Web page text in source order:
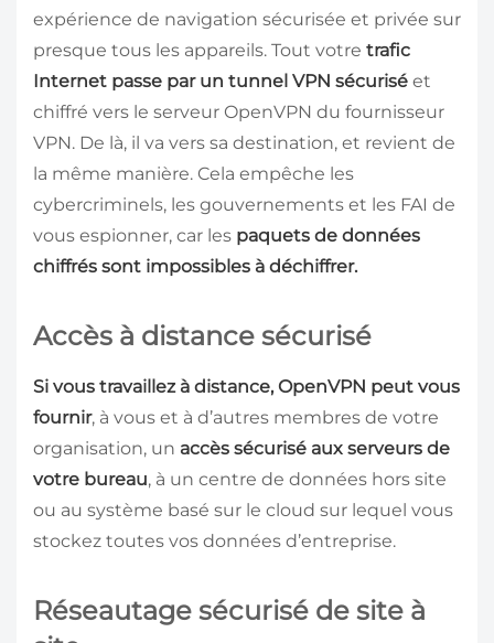
expérience de navigation sécurisée et privée sur
presque tous les appareils. Tout votre trafic
Internet passe par un tunnel VPN sécurisé et
chiffré vers le serveur OpenVPN du fournisseur
VPN. De là, il va vers sa destination, et revient de
la même manière. Cela empêche les
cybercriminels, les gouvernements et les FAI de
vous espionner, car les paquets de données
chiffrés sont impossibles à déchiffrer.
Accès à distance sécurisé
Si vous travaillez à distance, OpenVPN peut vous
fournir, à vous et à d’autres membres de votre
organisation, un accès sécurisé aux serveurs de
votre bureau, à un centre de données hors site
ou au système basé sur le cloud sur lequel vous
stockez toutes vos données d’entreprise.
Réseautage sécurisé de site à